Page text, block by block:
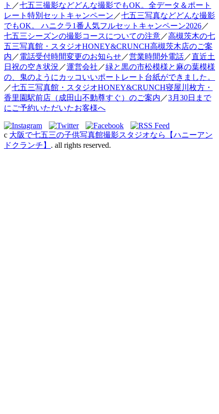
ト ／七五三撮影などどんな撮影でもOK。全データ＆ポート
レート特別セットキャンペーン ／七五三写真などどんな撮影
でもOK。 ハニクラ1番人気フルセットキャンペーン2026／
七五三シーズンの撮影コースについての注意／高槻茨木の七
五三写真館・スタジオHONEY&CRUNCH高槻茨木店のご案
内 ／電話受付時間変更のお知らせ／営業時間外電話／直近土
日祝の空き状況 ／運営会社 ／緑と黒の市松模様と麻の葉模様
の、鬼のようにカッコいいポートレート台紙ができました。
／七五三写真館・スタジオHONEY&CRUNCH寝屋川枚方・
香里園駅前店（成田山不動尊すぐ）のご案内 ／3月30日まで
にご予約いただいたお客様へ
c 大阪で七五三の子供写真館撮影スタジオなら【ハニーアン
ドクランチ】 . all rights reserved.